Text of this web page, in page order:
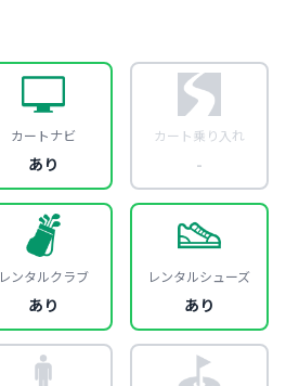
カートナビ
あり
カート乗り入れ
-
レンタルクラブ
あり
レンタルシューズ
あり